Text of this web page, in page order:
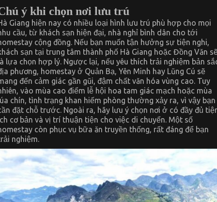
ý khi chọn nơi lưu trú
Giang hiện nay có nhiều loại hình lưu trú phù hợp cho mọi
cầu, từ khách sạn hiện đại, nhà nghỉ bình dân cho tới
cộng đồng. Nếu bạn muốn tận hưởng sự tiện nghi,
sạn tại trung tâm thành phố Hà Giang hoặc Đồng Văn
lựa chọn hợp lý. Ngược lại, nếu yêu thích trải nghiệm bản
phương, homestay ở Quản Bạ, Yên Minh hay Lũng Cú sẽ
đến cảm giác gần gũi, đậm chất văn hóa vùng cao. Tuy
vào mùa cao điểm lễ hội hoa tam giác mạch hoặc mùa
chín, tình trạng khan hiếm phòng thường xảy ra, vì vậy bạn
đặt chỗ trước. Ngoài ra, hãy lưu ý chọn nơi ở có đầy đủ
cơ bản và vị trí thuận tiện cho việc di chuyển. Một số
còn phục vụ bữa ăn truyền thống, rất đáng để bạn
nghiệm.